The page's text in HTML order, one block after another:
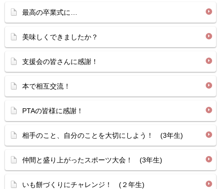
最高の卒業式に…
美味しくできましたか？
支援会の皆さんに感謝！
本で相互交流！
PTAの皆様に感謝！
相手のこと、自分のことを大切にしよう！ (3年生)
仲間と盛り上がったスポーツ大会！ (3年生)
いも餅づくりにチャレンジ！ (２年生)